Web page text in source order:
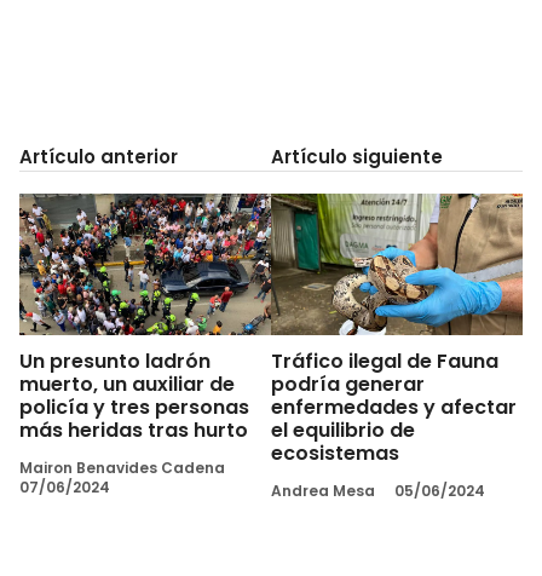
Artículo anterior
Un presunto ladrón
muerto, un auxiliar de
policía y tres personas
más heridas tras hurto
Mairon Benavides Cadena
07/06/2024
Artículo siguiente
Tráfico ilegal de Fauna
podría generar
enfermedades y afectar
el equilibrio de
ecosistemas
Andrea Mesa 05/06/2024